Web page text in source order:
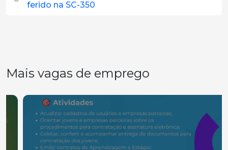
ferido na SC-350
Mais vagas de emprego